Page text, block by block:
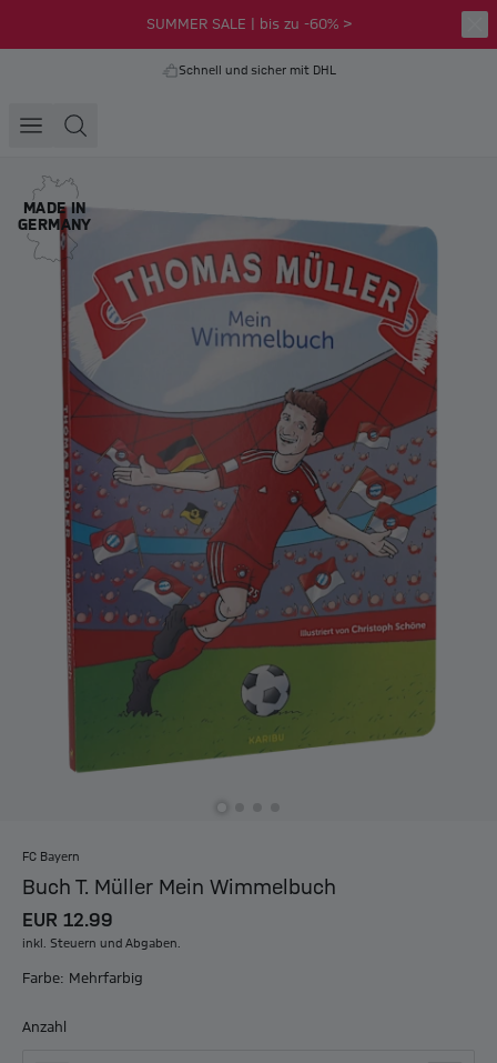
SUMMER SALE | bis zu -60% >
Schnell und sicher mit DHL
MADE IN
GERMANY
FC Bayern
Buch T. Müller Mein Wimmelbuch
EUR 12.99
inkl. Steuern und Abgaben.
Farbe: Mehrfarbig
Anzahl